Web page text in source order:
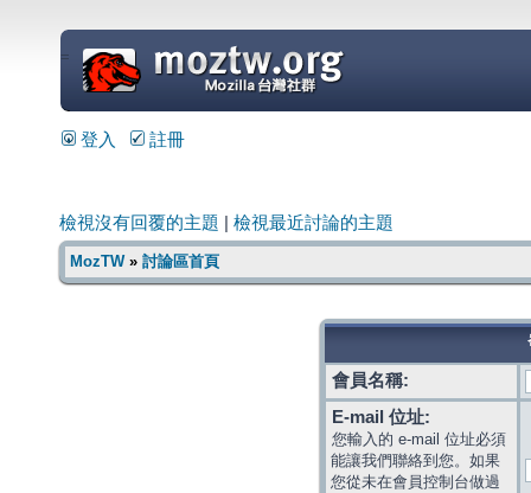
=
登入 註冊
檢視沒有回覆的主題 檢視最近討論的主題
MozTW» 討論區首頁
會員名稱:
E-mail 位址:
您輸入的 e-mail 位址必須
能讓我們聯絡到您。如果
您從未在會員控制台做過